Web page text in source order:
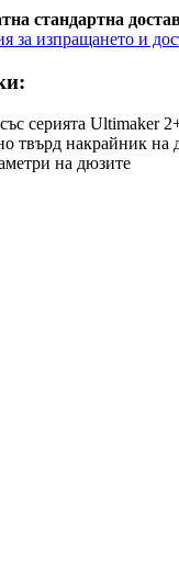
стандартна
за изпращането и
серията Ultimaker
твърд накрайник на
на дюзите